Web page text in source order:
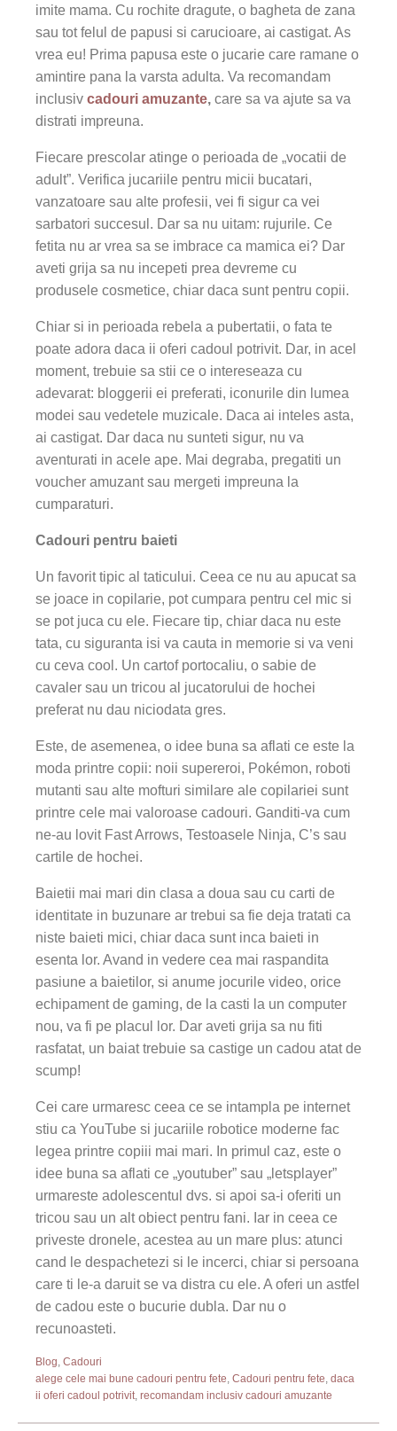
imite mama. Cu rochite dragute, o bagheta de zana
sau tot felul de papusi si carucioare, ai castigat. As
vrea eu! Prima papusa este o jucarie care ramane o
amintire pana la varsta adulta. Va recomandam
inclusiv cadouri amuzante, care sa va ajute sa va
distrati impreuna.
Fiecare prescolar atinge o perioada de „vocatii de
adult”. Verifica jucariile pentru micii bucatari,
vanzatoare sau alte profesii, vei fi sigur ca vei
sarbatori succesul. Dar sa nu uitam: rujurile. Ce
fetita nu ar vrea sa se imbrace ca mamica ei? Dar
aveti grija sa nu incepeti prea devreme cu
produsele cosmetice, chiar daca sunt pentru copii.
Chiar si in perioada rebela a pubertatii, o fata te
poate adora daca ii oferi cadoul potrivit. Dar, in acel
moment, trebuie sa stii ce o intereseaza cu
adevarat: bloggerii ei preferati, iconurile din lumea
modei sau vedetele muzicale. Daca ai inteles asta,
ai castigat. Dar daca nu sunteti sigur, nu va
aventurati in acele ape. Mai degraba, pregatiti un
voucher amuzant sau mergeti impreuna la
cumparaturi.
Cadouri pentru baieti
Un favorit tipic al taticului. Ceea ce nu au apucat sa
se joace in copilarie, pot cumpara pentru cel mic si
se pot juca cu ele. Fiecare tip, chiar daca nu este
tata, cu siguranta isi va cauta in memorie si va veni
cu ceva cool. Un cartof portocaliu, o sabie de
cavaler sau un tricou al jucatorului de hochei
preferat nu dau niciodata gres.
Este, de asemenea, o idee buna sa aflati ce este la
moda printre copii: noii supereroi, Pokémon, roboti
mutanti sau alte mofturi similare ale copilariei sunt
printre cele mai valoroase cadouri. Ganditi-va cum
ne-au lovit Fast Arrows, Testoasele Ninja, C’s sau
cartile de hochei.
Baietii mai mari din clasa a doua sau cu carti de
identitate in buzunare ar trebui sa fie deja tratati ca
niste baieti mici, chiar daca sunt inca baieti in
esenta lor. Avand in vedere cea mai raspandita
pasiune a baietilor, si anume jocurile video, orice
echipament de gaming, de la casti la un computer
nou, va fi pe placul lor. Dar aveti grija sa nu fiti
rasfatat, un baiat trebuie sa castige un cadou atat de
scump!
Cei care urmaresc ceea ce se intampla pe internet
stiu ca YouTube si jucariile robotice moderne fac
legea printre copiii mai mari. In primul caz, este o
idee buna sa aflati ce „youtuber” sau „letsplayer”
urmareste adolescentul dvs. si apoi sa-i oferiti un
tricou sau un alt obiect pentru fani. Iar in ceea ce
priveste dronele, acestea au un mare plus: atunci
cand le despachetezi si le incerci, chiar si persoana
care ti le-a daruit se va distra cu ele. A oferi un astfel
de cadou este o bucurie dubla. Dar nu o
recunoasteti.
Blog, Cadouri
alege cele mai bune cadouri pentru fete, Cadouri pentru fete, daca
ii oferi cadoul potrivit, recomandam inclusiv cadouri amuzante